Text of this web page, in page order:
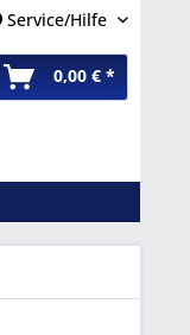
Service/Hilfe
0,00 € *